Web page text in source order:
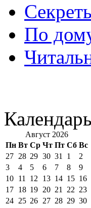
По
Календарь
Август 2026
Пн Вт Ср Чт Пт Сб Вс
27 28 29 30 31 1
2
3
4 5 6 7 8
9
10 11 12 13 14 15 16
17 18 19 20 21 22 23
24 25 26 27 28 29 30